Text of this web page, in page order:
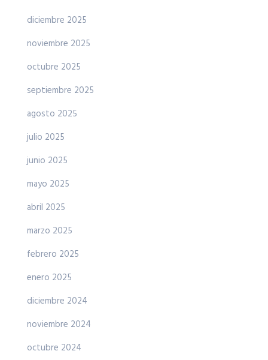
diciembre 2025
noviembre 2025
octubre 2025
septiembre 2025
agosto 2025
julio 2025
junio 2025
mayo 2025
abril 2025
marzo 2025
febrero 2025
enero 2025
diciembre 2024
noviembre 2024
octubre 2024